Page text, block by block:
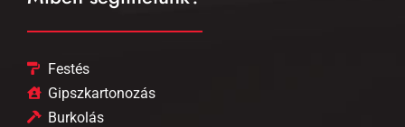
Festés
Gipszkartonozás
Burkolás